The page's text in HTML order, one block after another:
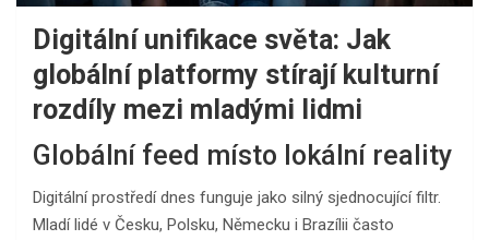
Digitální unifikace světa: Jak
globální platformy stírají kulturní
rozdíly mezi mladými lidmi
Globální feed místo lokální reality
Digitální prostředí dnes funguje jako silný sjednocující filtr.
Mladí lidé v Česku, Polsku, Německu i Brazílii často